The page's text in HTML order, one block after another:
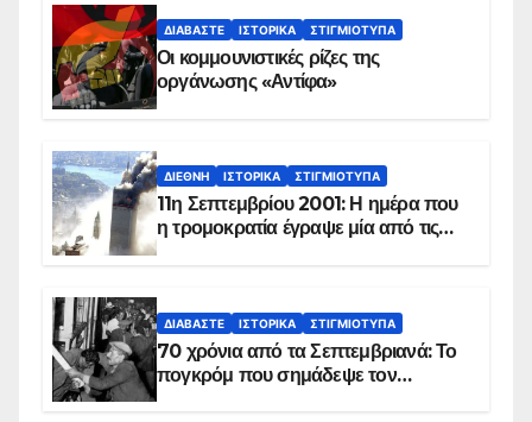
ΔΙΑΒΆΣΤΕ ΙΣΤΟΡΙΚΆ ΣΤΙΓΜΙΌΤΥΠΑ
Οι κομμουνιστικές ρίζες της
οργάνωσης «Αντίφα»
ΔΙΕΘΝΉ ΙΣΤΟΡΙΚΆ ΣΤΙΓΜΙΌΤΥΠΑ
11η Σεπτεμβρίου 2001: Η ημέρα που
η τρομοκρατία έγραψε μία από τις
ΔΙΑΒΆΣΤΕ ΙΣΤΟΡΙΚΆ ΣΤΙΓΜΙΌΤΥΠΑ
70 χρόνια από τα Σεπτεμβριανά: Το
πογκρόμ που σημάδεψε τον